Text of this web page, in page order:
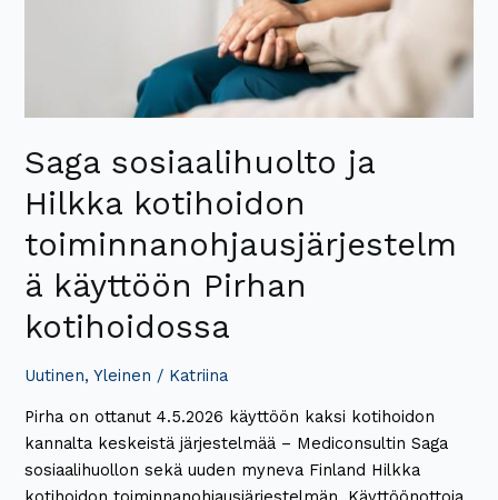
Saga sosiaalihuolto ja
Hilkka kotihoidon
toiminnanohjausjärjestelm
ä käyttöön Pirhan
kotihoidossa
Uutinen,Yleinen / Katriina
Pirha on ottanut 4.5.2026 käyttöön kaksi kotihoidon
kannalta keskeistä järjestelmää – Mediconsultin Saga
sosiaalihuollon sekä uuden myneva Finland Hilkka
toiminnanohjausjärjestelmä